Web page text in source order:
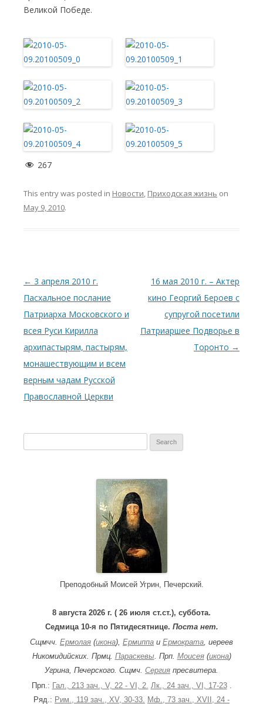
Великой Победе.
267
This entry was posted in Новости, Приходская жизнь on
May 9, 2010.
Post
navigation
← 3 апреля 2010 г.
Пасхальное послание
Патриарха Московского и
всея Руси Кирилла
архипастырям, пастырям,
монашествующим и всем
верным чадам Русской
Православной Церкви
16 мая 2010 г. – Aктер
кино Георгий Бероев с
супругой посетили
Патриаршее Подворье в
Торонто →
Преподобный Моисей Угрин, Печерский.
8 августа 2026 г. ( 26 июля ст.ст.), суббота.
Седмица 10-я по Пятидесятнице. Поста нет.
Сщмчч. Ермолая (икона), Ермиппа и Ермократа , иереев
Никомидийских. Прмц. Параскевы. Прп. Моисея(икона)
Угрина, Печерского. Сщмч. Сергия пресвитера.
Прп.: Гал., 213 зач., V, 22 - VI, 2. Лк., 24 зач., VI, 17-23
Ряд.: Рим., 119 зач., XV, 30-33. Мф., 73 зач., XVII, 24 -